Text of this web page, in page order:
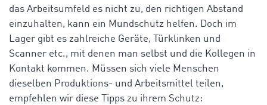
das Arbeitsumfeld es nicht zu, den richtigen Abstand
einzuhalten, kann ein Mundschutz helfen. Doch im
Lager gibt es zahlreiche Geräte, Türklinken und
Scanner etc., mit denen man selbst und die Kollegen in
Kontakt kommen. Müssen sich viele Menschen
dieselben Produktions- und Arbeitsmittel teilen,
empfehlen wir diese Tipps zu ihrem Schutz: